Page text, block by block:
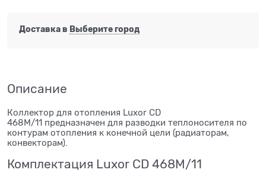
Доставка в Выберите город
Описание
Коллектор для отопления Luxor CD
468M/11 предназначен для разводки теплоносителя по
контурам отопления к конечной цели (радиаторам,
конвекторам).
Комплектация Luxor CD 468M/11